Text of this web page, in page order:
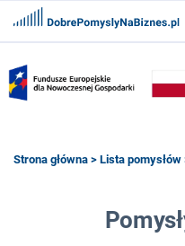
FRANCZYZY
Strona główna > Lista pomysłów